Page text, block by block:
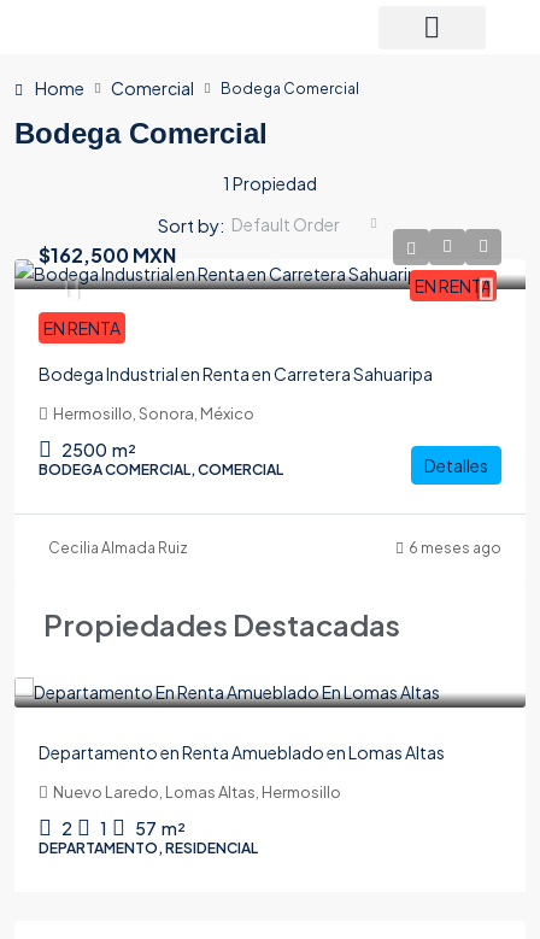
Home Comercial Bodega Comercial
Bodega Comercial
1 Propiedad
Sort by: Default Order
EN RENTA
$162,500 MXN
EN RENTA
Bodega Industrial en Renta en Carretera Sahuaripa
Hermosillo, Sonora, México
2500 m²
BODEGA COMERCIAL, COMERCIAL Detalles
Cecilia Almada Ruiz 6 meses ago
Propiedades Destacadas
Departamento en Renta Amueblado en Lomas Altas
Nuevo Laredo, Lomas Altas, Hermosillo
2 1 57 m²
DEPARTAMENTO, RESIDENCIAL